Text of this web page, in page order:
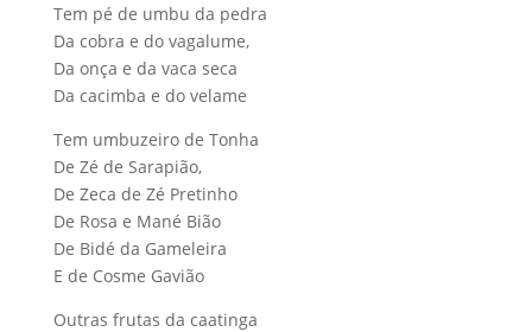
Tem pé de umbu da pedra
Da cobra e do vagalume,
Da onça e da vaca seca
Da cacimba e do velame
Tem umbuzeiro de Tonha
De Zé de Sarapião,
De Zeca de Zé Pretinho
De Rosa e Mané Bião
De Bidé da Gameleira
E de Cosme Gavião
Outras frutas da caatinga